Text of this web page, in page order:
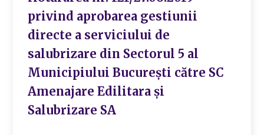
privind aprobarea gestiunii
directe a serviciului de
salubrizare din Sectorul 5 al
Municipiului București către SC
Amenajare Edilitara și
Salubrizare SA